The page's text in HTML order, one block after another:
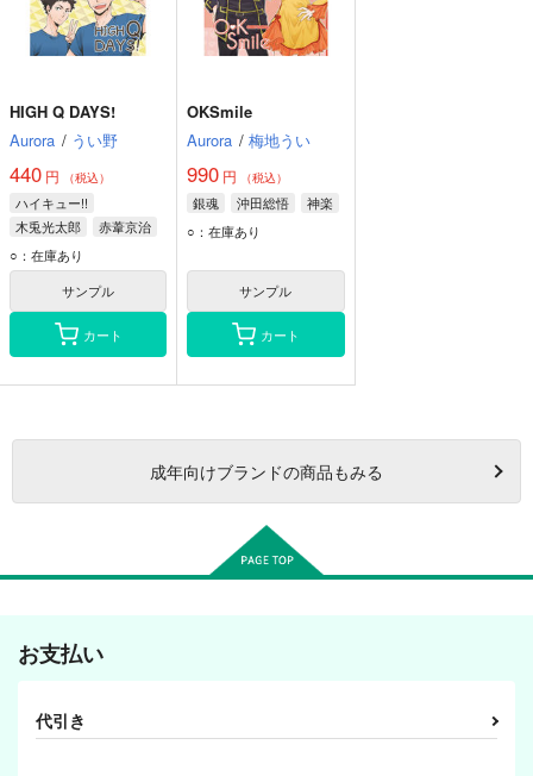
HIGH Q DAYS!
Aurora / うい野
440 円 （税込）
ハイキュー!!
木兎光太郎
赤葦京治
黒尾鉄朗
○：在庫あり
サンプル
カート
OKSmile
Aurora / 梅地うい
990 円 （税込）
銀魂 沖田総悟
神楽
○：在庫あり
サンプル
カート
成年向けブランドの商品もみる
お支払い
代引き